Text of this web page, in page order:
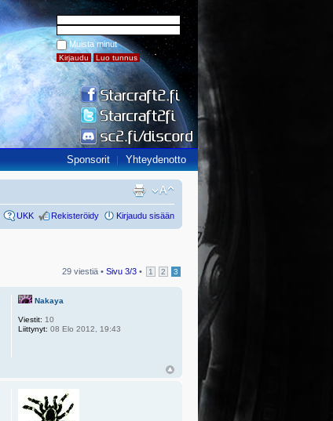
Muista minut
Sponsorit Yhteydenotto
UKK Rekisteröidy Kirjaudu sisään
29 viestiä • Sivu 3/3 • 1 2 3
Nakaya
Viestit: 10
Liittynyt: 08 Elo 2012, 19:43